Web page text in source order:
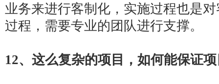
业务来进行客制化，实施过程也是
过程，需要专业的团队进行支撑。
12、这么复杂的项目，如何能保证